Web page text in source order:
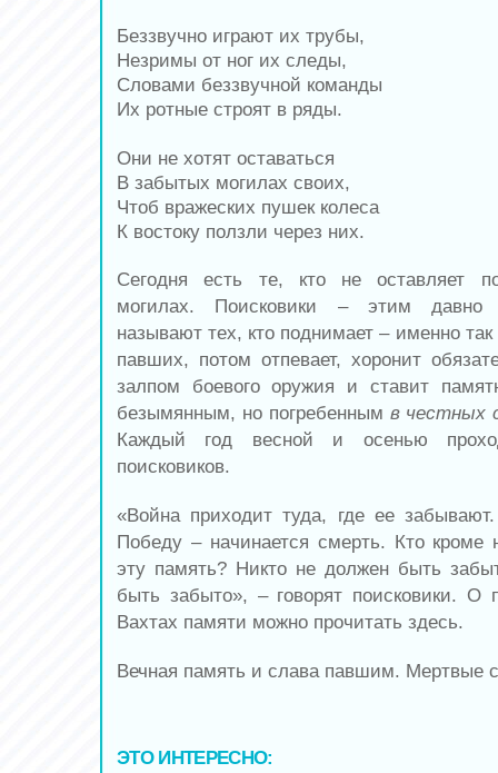
Беззвучно играют их трубы,
Незримы от ног их следы,
Словами беззвучной команды
Их ротные строят в ряды.
Они не хотят оставаться
В забытых могилах своих,
Чтоб вражеских пушек колеса
К востоку ползли через них.
Сегодня есть те, кто не оставляет
могилах. Поисковики – этим давно
называют тех, кто поднимает – именно так
павших, потом отпевает, хоронит
залпом боевого оружия и ставит
безымянным, но погребенным в честных
Каждый год весной и осенью
поисковиков.
«Война приходит туда, где ее
Победу – начинается смерть. Кто кроме
эту память? Никто не должен быть
быть забыто», – говорят поисковики. О
Вахтах памяти можно прочитать здесь.
Вечная память и слава павшим. Мертвые
ЭТО ИНТЕРЕСНО: